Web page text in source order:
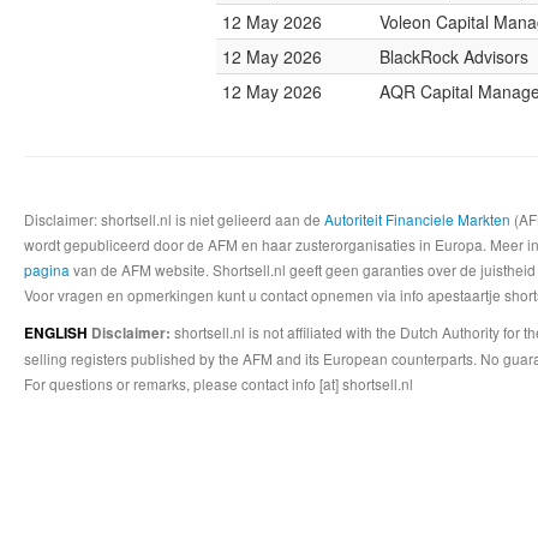
12 May 2026
Voleon Capital
12 May 2026
BlackRock Advisors
12 May 2026
AQR Capital
Disclaimer: shortsell.nl is niet gelieerd aan de Autoriteit Financiele Markten
wordt gepubliceerd door de AFM en haar zusterorganisaties in Europa.
pagina van de AFM website. Shortsell.nl geeft geen garanties over de
Voor vragen en opmerkingen kunt u contact opnemen via info apestaartje
ENGLISH Disclaimer: shortsell.nl is not affiliated with the Dutch Authority for
selling registers published by the AFM and its European counterparts. No
For questions or remarks, please contact info [at] shortsell.nl